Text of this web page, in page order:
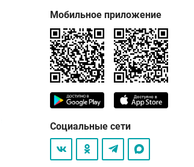
Мобильное приложение
Социальные сети